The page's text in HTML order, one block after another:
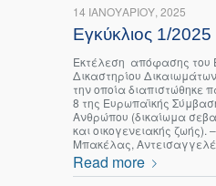
14 ΙΑΝΟΥΑΡΊΟΥ, 2025
Εγκύκλιος 1/2025
Εκτέλεση απόφασης του
Δικαστηρίου
την οποία διαπιστώθηκε
8 της Ευρωπαϊκής
Ανθρώπου (δικαίωμα
και οικογενειακής
Μπακέλας,
Read more